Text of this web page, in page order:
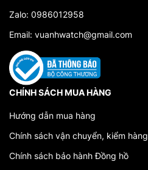
Zalo: 0986012958
Email: vuanhwatch@gmail.com
CHÍNH SÁCH MUA HÀNG
Hướng dẫn mua hàng
Chính sách vận chuyển, kiểm hàng
Chính sách bảo hành Đồng hồ